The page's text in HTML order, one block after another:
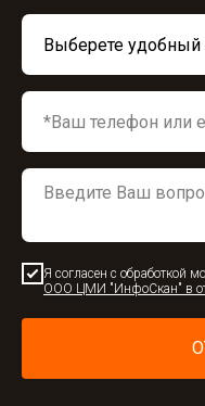
Я согласен с обработкой
ООО ЦМИ "ИнфоСкан" в